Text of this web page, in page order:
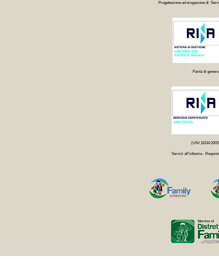
Progettazione ed erogazione di
Parità di genere
(UNI
Servizi all'infanzia -